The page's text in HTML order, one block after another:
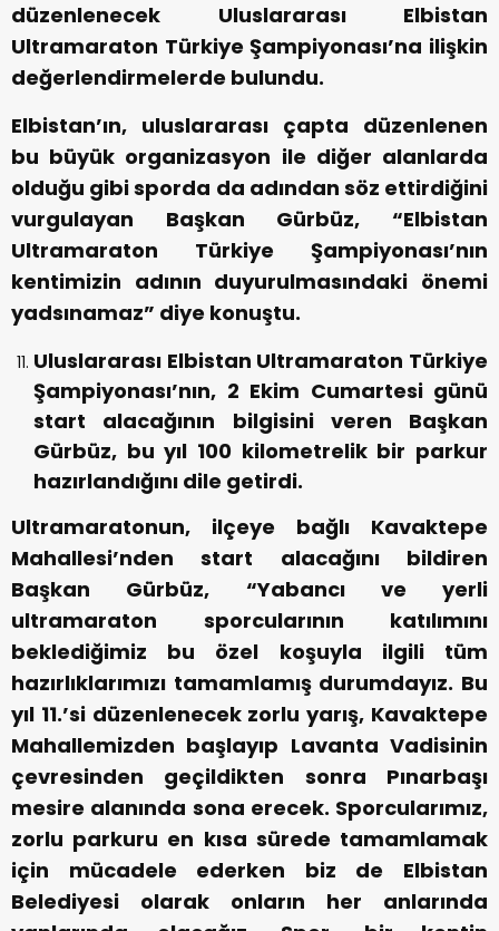
düzenlenecek Uluslararası Elbistan
Ultramaraton Türkiye Şampiyonası’na ilişkin
değerlendirmelerde bulundu.
Elbistan’ın, uluslararası çapta düzenlenen
bu büyük organizasyon ile diğer alanlarda
olduğu gibi sporda da adından söz ettirdiğini
vurgulayan Başkan Gürbüz, “Elbistan
Ultramaraton Türkiye Şampiyonası’nın
kentimizin adının duyurulmasındaki önemi
yadsınamaz” diye konuştu.
Uluslararası Elbistan Ultramaraton Türkiye
Şampiyonası’nın, 2 Ekim Cumartesi günü
start alacağının bilgisini veren Başkan
Gürbüz, bu yıl 100 kilometrelik bir parkur
hazırlandığını dile getirdi.
Ultramaratonun, ilçeye bağlı Kavaktepe
Mahallesi’nden start alacağını bildiren
Başkan Gürbüz, “Yabancı ve yerli
ultramaraton sporcularının katılımını
beklediğimiz bu özel koşuyla ilgili tüm
hazırlıklarımızı tamamlamış durumdayız. Bu
yıl 11.’si düzenlenecek zorlu yarış, Kavaktepe
Mahallemizden başlayıp Lavanta Vadisinin
çevresinden geçildikten sonra Pınarbaşı
mesire alanında sona erecek. Sporcularımız,
zorlu parkuru en kısa sürede tamamlamak
için mücadele ederken biz de Elbistan
Belediyesi olarak onların her anlarında